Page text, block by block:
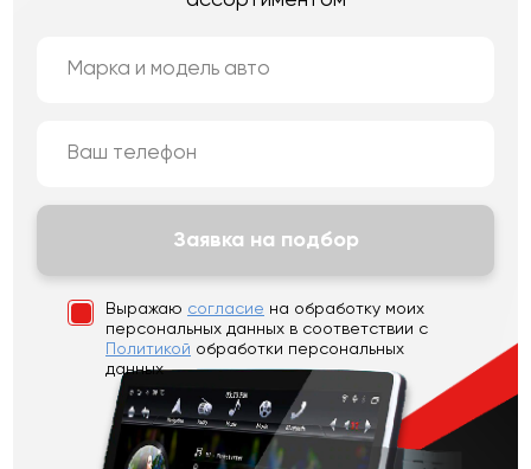
Выражаю согласие на обработку моих
персональных данных в соответствии с
Политикой обработки персональных
данных
Заявка на подбор